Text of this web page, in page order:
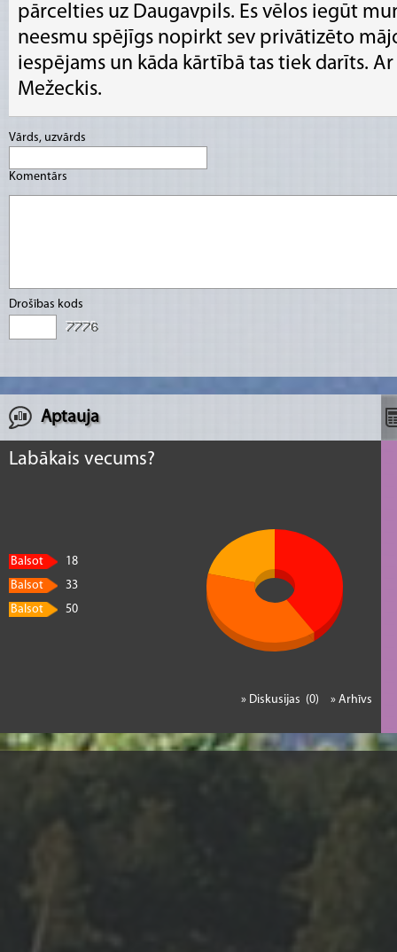
pārcelties uz Daugavpils. Es vēlos iegūt
neesmu spējīgs nopirkt sev privātizēto
iespējams un kāda kārtībā tas tiek darīts.
Mežeckis.
Vārds, uzvārds
Komentārs
Drošības kods
Aptauja
Labākais vecums?
Balsot
18
Balsot
33
Balsot
50
» Arhīvs
» Diskusijas (0)